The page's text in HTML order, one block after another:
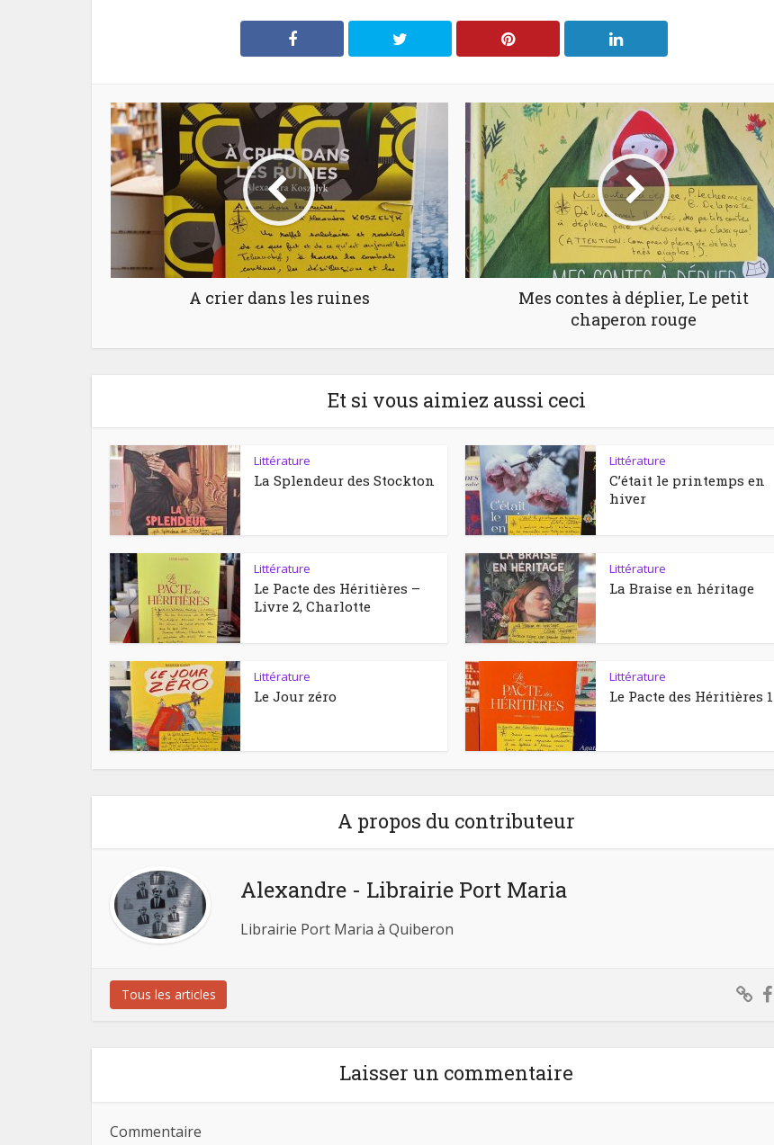
A crier dans les ruines
Mes contes à déplier, Le petit
chaperon rouge
Et si vous aimiez aussi ceci
Littérature
La Splendeur des Stockton
Littérature
C’était le printemps en
hiver
Littérature
Le Pacte des Héritières –
Livre 2, Charlotte
Littérature
La Braise en héritage
Littérature
Le Jour zéro
Littérature
Le Pacte des Héritières 1
A propos du contributeur
Alexandre - Librairie Port Maria
Librairie Port Maria à Quiberon
Tous les articles
Laisser un commentaire
Commentaire